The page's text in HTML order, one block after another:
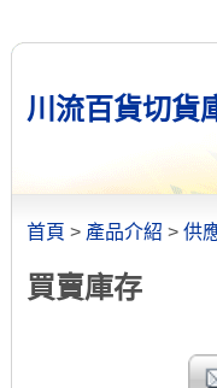
川流百貨切貨
首頁 > 產品介紹 > 供
買賣庫存